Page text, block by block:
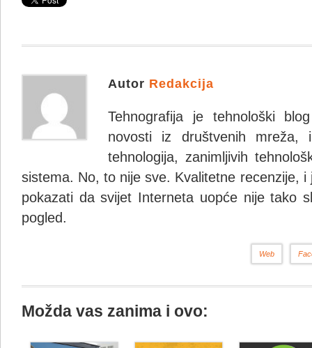
Autor Redakcija
Tehnografija je tehnološki
novosti iz društvenih mreža,
tehnologija, zanimljivih
sistema. No, to nije sve. Kvalitetne recenzije,
pokazati da svijet Interneta uopće nije tako
pogled.
Web
Možda vas zanima i ovo: